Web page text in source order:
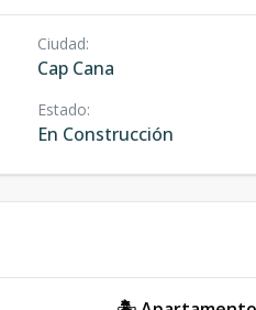
Ciudad:
Cap Cana
Estado:
En Construcción